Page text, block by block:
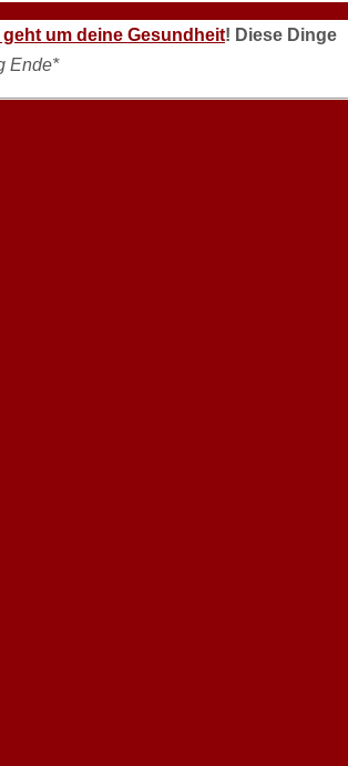
geht um deine Gesundheit! Diese Dinge
Ende*